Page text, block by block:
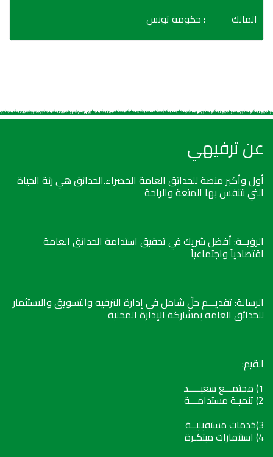
المالك : حكومة تونس
عن ترفيهي
أول وأكبر منصة للحدائق العامة الخضراء.الحدائق هي رئة الحياة
التي نتنفس بها المتعة والراحة
الرؤيــة: أفضل شريك في تحقيق استدامة الحدائق العامة
اقتصادياً واجتماعياً
الرسالة: تقديـــم حلّ شامل في إدارة الترفيه والتسويق والاستثمار
للحدائق العامة بمشاركة الإدارة المحلية
القيم:
1) مجتمـــع سعيـــــد
2) تنميـة مستدامـــة
3)خدمات مستقبليــة
4) استثمارات مبتكـرة